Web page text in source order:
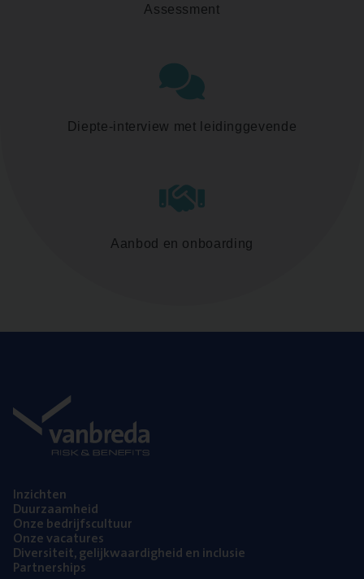
Assessment
Diepte-interview met leidinggevende
Aanbod en onboarding
Inzich­ten
Duur­zaam­heid
Onze bedrijfs­cul­tuur
Onze vaca­tu­res
Diver­si­teit, gelijk­waar­dig­heid en inclusie
Part­ner­ships